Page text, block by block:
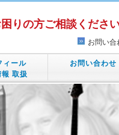
りの方ご相談ください
お問い合
ィール
取扱
お問い合わせ